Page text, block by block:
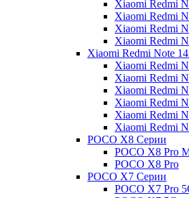
Xiaomi Redmi
Xiaomi Redmi
Xiaomi Redmi
Xiaomi Redmi
Xiaomi Redmi Note
Xiaomi Redmi
Xiaomi Redmi
Xiaomi Redmi
Xiaomi Redmi
Xiaomi Redmi
Xiaomi Redmi
POCO X8 Серии
POCO X8 Pro
POCO X8 Pro
POCO X7 Серии
POCO X7 Pro